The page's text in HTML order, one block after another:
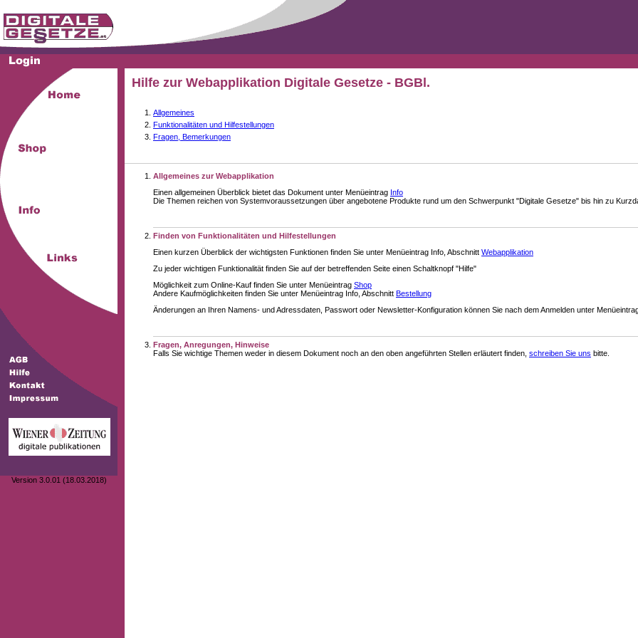
Version 3.0.01 (18.03.2018)
Hilfe zur Webapplikation Digitale Gesetze - BGBl.
Allgemeines
Funktionalitäten und Hilfestellungen
Fragen, Bemerkungen
Allgemeines zur Webapplikation
Einen allgemeinen Überblick bietet das Dokument unter Menüeintrag Info
Die Themen reichen von Systemvoraussetzungen über angebotene Produkte rund um den Schwerpunkt "Digitale Gesetze" bis hin zu
Finden von Funktionalitäten und Hilfestellungen
Einen kurzen Überblick der wichtigsten Funktionen finden Sie unter Menüeintrag Info, Abschnitt Webapplikation
Zu jeder wichtigen Funktionalität finden Sie auf der betreffenden Seite einen Schaltknopf "Hilfe"
Möglichkeit zum Online-Kauf finden Sie unter Menüeintrag Shop
Andere Kaufmöglichkeiten finden Sie unter Menüeintrag Info, Abschnitt Bestellung
Änderungen an Ihren Namens- und Adressdaten, Passwort oder Newsletter-Konfiguration können Sie nach dem Anmelden unter
Fragen, Anregungen, Hinweise
Falls Sie wichtige Themen weder in diesem Dokument noch an den oben angeführten Stellen erläutert finden, schreiben Sie uns bitte.